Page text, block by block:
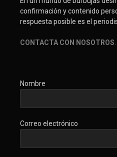
confirmación y contenido
respuesta posible es el
CONTACTA CON NOSOTROS
Nombre
Correo electrónico